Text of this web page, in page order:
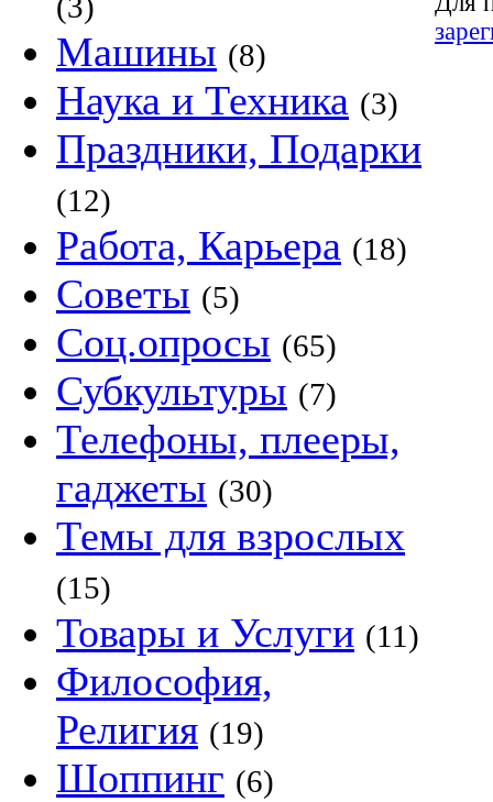
Машины (8)
Наука и Техника (3)
Праздники, Подарки
(12)
Работа, Карьера (18)
Советы (5)
Соц.опросы (65)
Субкультуры (7)
Телефоны, плееры,
гаджеты (30)
Темы для взрослых
(15)
Товары и Услуги (11)
Философия,
Религия (19)
Шоппинг (6)